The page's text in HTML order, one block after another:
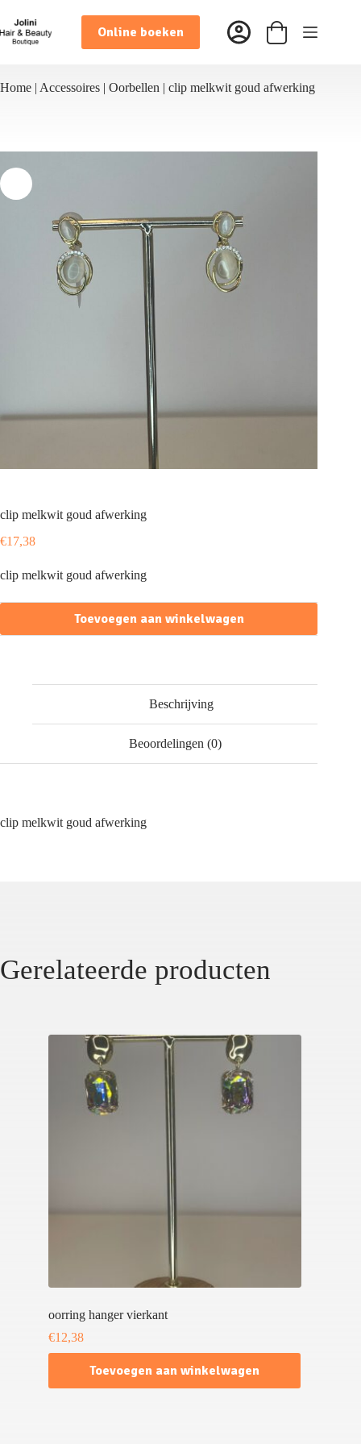
naar
de
inhoud
Online boeken Winkelwagen
Home | Accessoires | Oorbellen | clip melkwit goud afwerking
clip melkwit goud afwerking
€17,38
clip melkwit goud afwerking
Toevoegen aan winkelwagen
Beschrijving
Beoordelingen (0)
clip melkwit goud afwerking
Gerelateerde producten
oorring hanger vierkant
€12,38
Toevoegen aan winkelwagen